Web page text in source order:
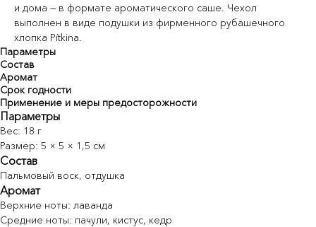
и дома — в формате ароматического саше. Чехол
выполнен в виде подушки из фирменного рубашечного
хлопка Pítkina.
Параметры
Состав
Аромат
Срок годности
Применение и меры предосторожности
Параметры
Вес: 18 г
Размер: 5 × 5 × 1,5 см
Состав
Пальмовый воск, отдушка
Аромат
Верхние ноты: лаванда
Средние ноты: пачули, кистус, кедр